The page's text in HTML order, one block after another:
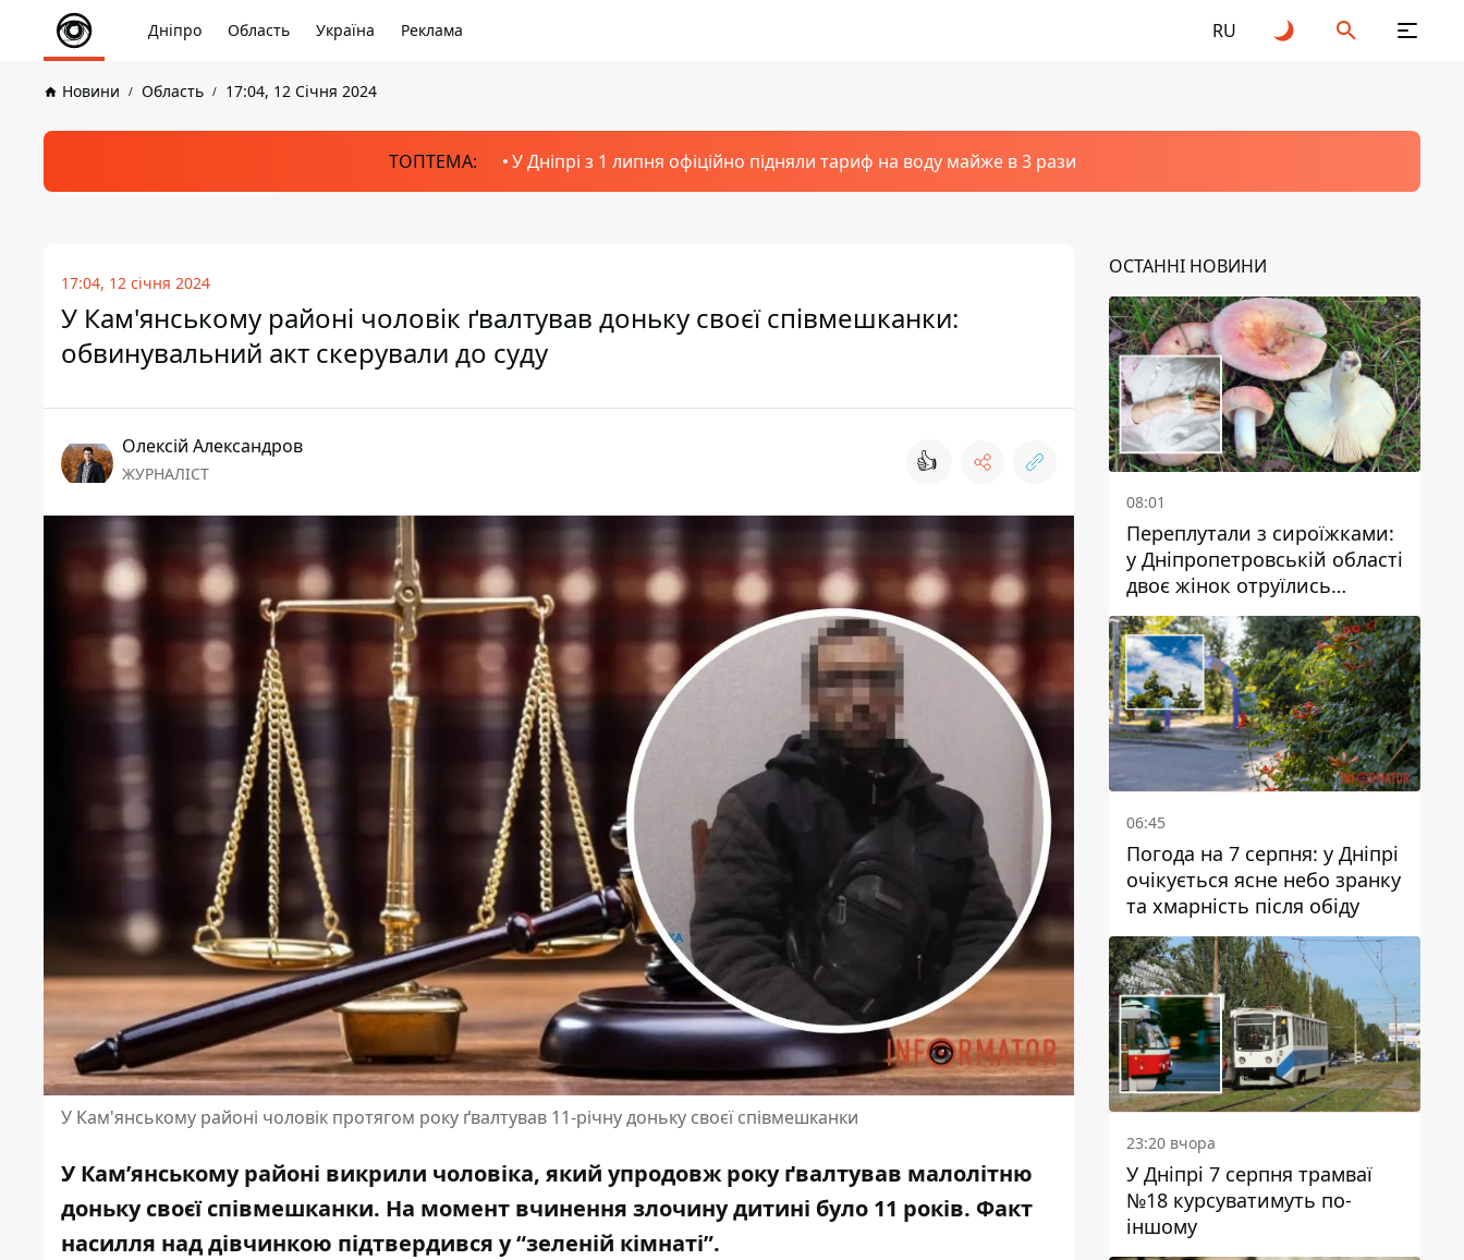
Дніпро Область Україна Реклама RU
Новини Область 17:04, 12 Січня 2024
ТОПТЕМА: У Дніпрі з 1 липня офіційно підняли тариф на воду майже в 3 рази
17:04, 12 січня 2024
У Кам'янському районі чоловік ґвалтував доньку своєї співмешканки:
обвинувальний акт скерували до суду
Олексій Александров
ЖУРНАЛІСТ 👍
У Кам'янському районі чоловік протягом року ґвалтував 11-річну доньку своєї співмешканки
У Кам’янському районі викрили чоловіка, який упродовж року ґвалтував малолітню
доньку своєї співмешканки. На момент вчинення злочину дитині було 11 років. Факт
насилля над дівчинкою підтвердився у “зеленій кімнаті”.
ОСТАННІ НОВИНИ
08:01
Переплутали з сироїжками:
у Дніпропетровській області
двоє жінок отруїлись
грибами
06:45
Погода на 7 серпня: у Дніпрі
очікується ясне небо зранку
та хмарність після обіду
23:20 вчора
У Дніпрі 7 серпня трамваї
№18 курсуватимуть по-
іншому